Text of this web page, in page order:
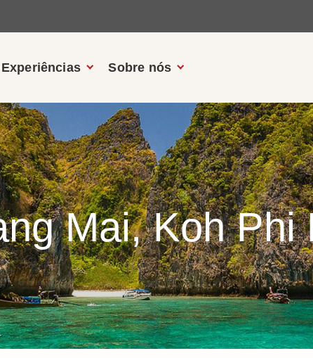
Experiências Sobre nós
Mai, Koh Phi